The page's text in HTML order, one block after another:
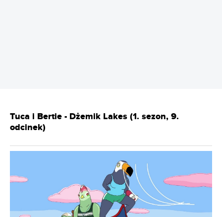
Tuca i Bertie - Dżemik Lakes (1. sezon, 9.
odcinek)